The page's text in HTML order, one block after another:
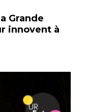
Grande
innovent à